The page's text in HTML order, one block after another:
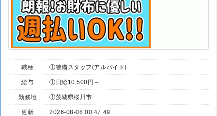
職種 ①警備スタッフ(アルバイト)
給与 ①日給10,500円～
勤務地 ①茨城県桜川市
更新 2026-08-08 00:47:49